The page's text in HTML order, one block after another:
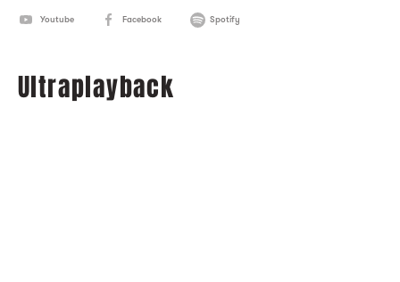
Youtube Facebook Spotify
Ultraplayback